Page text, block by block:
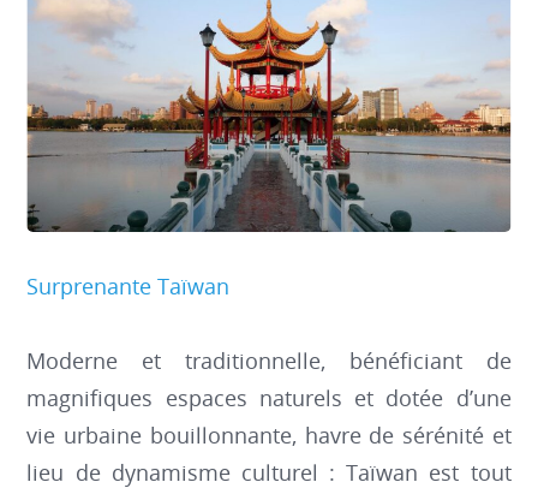
Surprenante Taïwan
Moderne et traditionnelle, bénéficiant de
magnifiques espaces naturels et dotée d’une
vie urbaine bouillonnante, havre de sérénité et
lieu de dynamisme culturel : Taïwan est tout